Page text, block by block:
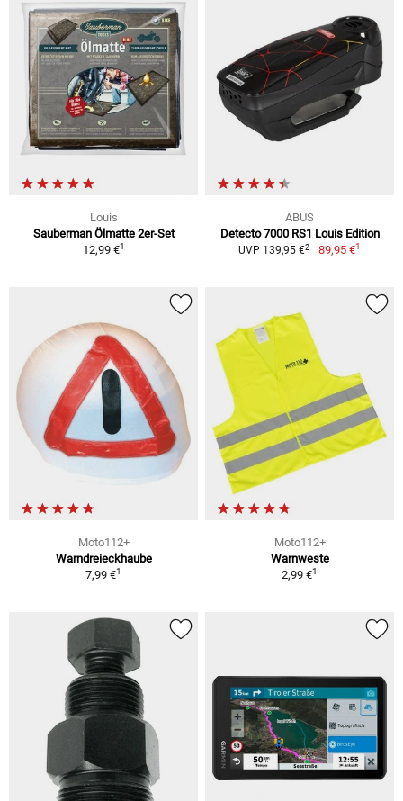
Louis
Sauberman Ölmatte 2er-Set
12,99 €1
ABUS
Detecto 7000 RS1 Louis Edition
UVP 139,95 €2 89,95 €1
Moto112+
Warndreieckhaube
7,99 €1
Moto112+
Warnweste
2,99 €1